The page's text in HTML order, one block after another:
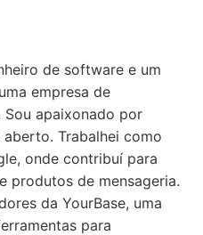
de software e um
empresa de
apaixonado por
Trabalhei como
onde contribuí para
produtos de mensageria.
da YourBase, uma
para